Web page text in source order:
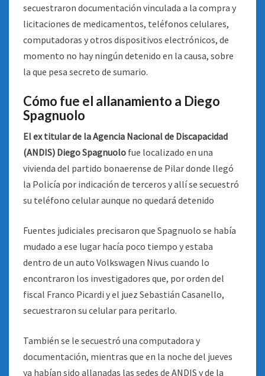
secuestraron documentación vinculada a la compra y
licitaciones de medicamentos, teléfonos celulares,
computadoras y otros dispositivos electrónicos, de
momento no hay ningún detenido en la causa, sobre
la que pesa secreto de sumario.
Cómo fue el allanamiento a Diego
Spagnuolo
El ex titular de la Agencia Nacional de Discapacidad
(ANDIS) Diego Spagnuolo fue localizado en una
vivienda del partido bonaerense de Pilar donde llegó
la Policía por indicación de terceros y allí se secuestró
su teléfono celular aunque no quedará detenido
Fuentes judiciales precisaron que Spagnuolo se había
mudado a ese lugar hacía poco tiempo y estaba
dentro de un auto Volkswagen Nivus cuando lo
encontraron los investigadores que, por orden del
fiscal Franco Picardi y el juez Sebastián Casanello,
secuestraron su celular para peritarlo.
También se le secuestró una computadora y
documentación, mientras que en la noche del jueves
ya habían sido allanadas las sedes de ANDIS y de la